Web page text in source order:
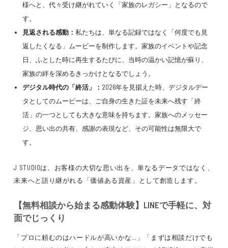
様へと、代々受け継がれていく「家族のレガシー」となるので
す。
見返される感動： 私たちは、単なる記録ではなく「何度でも見
返したくなる」ムービーを制作します。家族のイベントや記念
日、ふとした時に再生するたびに、当時の温かい記憶が蘇り、
家族の絆を深めるきっかけとなるでしょう。
デジタル時代の「終活」： 2026年を見据えた時、デジタルデー
タとしてのムービーは、ご自身の生きた証を未来へ残す「終
活」の一つとしても大きな意味を持ちます。家族へのメッセー
ジ、思い出の共有、感謝の表現など、その可能性は無限大で
す。
J STUDIOは、お客様の大切な思い出を、単なるデータではなく、
未来へと語り継がれる「価値ある資産」として創造します。
【無料相談から始まる感動体験】LINEで手軽に、対
面でじっくり
「プロに頼むのはハードルが高いかな…」「まずは相談だけでも